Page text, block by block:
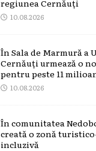
regiunea Cernăuți
10.08.2026
În Sala de Marmură
Cernăuți urmează o
pentru peste 11
10.08.2026
În comunitatea
creată o zonă
incluzivă